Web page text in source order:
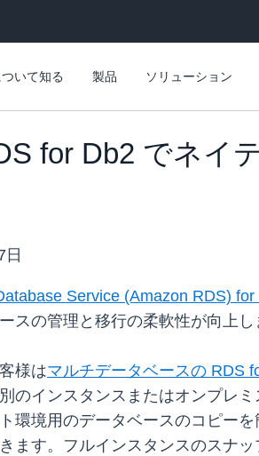
いて知る 製品 ソリューション
for Db2 でネイ
日
Service (Amazon RDS) for
スの管理と移行の柔軟性が向上し
様はマルチデータベースの RDS
のインスタンスまたはオンプレ
環境用のデータベースのコピー
ます。フルインスタンスのスナ